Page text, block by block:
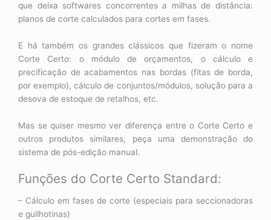
que deixa softwares concorrentes a milhas de distância:
planos de corte calculados para cortes em fases.
E há também os grandes clássicos que fizeram o nome
Corte Certo: o módulo de orçamentos, o cálculo e
precificação de acabamentos nas bordas (fitas de borda,
por exemplo), cálculo de conjuntos/módulos, solução para a
desova de estoque de retalhos, etc.
Mas se quiser mesmo ver diferença entre o Corte Certo e
outros produtos similares, peça uma demonstração do
sistema de pós-edição manual.
Funções do Corte Certo Standard:
– Cálculo em fases de corte (especiais para seccionadoras
e guilhotinas)